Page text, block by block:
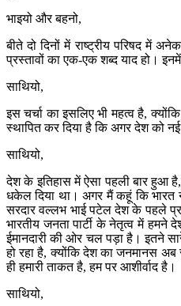
भाइयो और बहनो,
बीते दो दिनों में राष्ट्रीय परिषद में
प्रस्तावों का एक-एक शब्द याद हो।
साथियो,
इस चर्चा का इसलिए भी महत्व है,
स्थापित कर दिया है कि अगर देश को
साथियो,
देश के इतिहास में ऐसा पहली बार हुआ
धकेल दिया था। अगर मैं कहूं कि भारत
सरदार वल्लभ भाई पटेल देश के पहले
भारतीय जनता पार्टी के नेतृत्व में
ईमानदारी की ओर चल पड़ा है। इतने
हो रहा है, क्योंकि देश का जनमानस अब
ही हमारी ताकत है, हम पर आशीर्वाद है।
साथियो,